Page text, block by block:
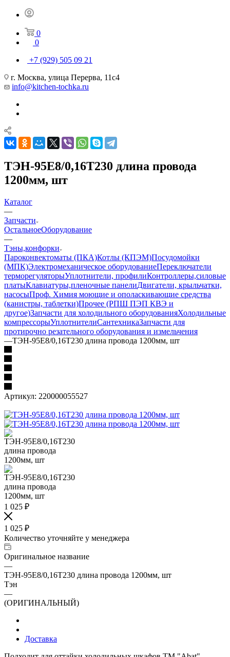
0
0
+7 (929) 505 09 21
г. Москва, улица Перерва, 11с4
info@kitchen-tochka.ru
ТЭН-95Е8/0,16Т230 длина провода
1200мм, шт
Каталог
—
Запчасти
ОстальноеОборудование
—
Тэны,конфорки
Пароконвектоматы (ПКА)Котлы (КПЭМ)Посудомойки
(МПК)Электромеханическое оборудованиеПереключатели
терморегуляторыУплотнители, профилиКонтроллеры,силовые
платыКлавиатуры,пленочные панелиДвигатели, крыльчатки,
насосыПроф. Химия моющие и ополаскивающие средства
(канистры, таблетки)Прочее (РПШ ПЭП КВЭ и
другое)Запчасти для холодильного оборудованияХолодильные
компрессорыУплотнителиСантехникаЗапчасти для
протирочно резательного оборудования и измельчения
—ТЭН-95Е8/0,16Т230 длина провода 1200мм, шт
Артикул: 220000055527
1 025 ₽
1 025 ₽
Количество уточняйте у менеджера
Оригинальное название
—
ТЭН-95Е8/0,16Т230 длина провода 1200мм, шт
Тэн
—
(ОРИГИНАЛЬНЫЙ)
Доставка